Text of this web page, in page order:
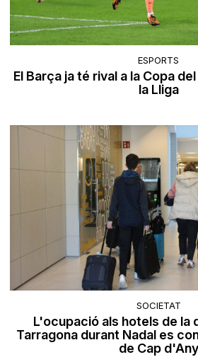
ESPORTS
El Barça ja té rival a la Copa
la Lliga
SOCIETAT
L'ocupació als hotels de la
Tarragona durant Nadal es
de Cap d'Any